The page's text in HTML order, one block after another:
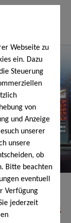
Webseite zu
ein. Dazu
Steuerung
von
und Anzeige
unserer
unsere
ob
Bitte beachten
eventuell
Verfügung
jederzeit
Holzpellets